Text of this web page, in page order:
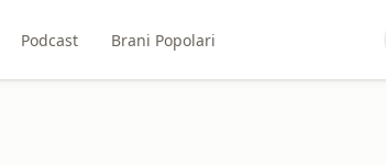
Podcast Brani Popolari